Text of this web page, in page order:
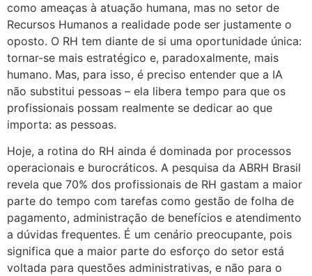
como ameaças à atuação humana, mas no setor de
Recursos Humanos a realidade pode ser justamente o
oposto. O RH tem diante de si uma oportunidade única:
tornar-se mais estratégico e, paradoxalmente, mais
humano. Mas, para isso, é preciso entender que a IA
não substitui pessoas – ela libera tempo para que os
profissionais possam realmente se dedicar ao que
importa: as pessoas.
Hoje, a rotina do RH ainda é dominada por processos
operacionais e burocráticos. A pesquisa da ABRH Brasil
revela que 70% dos profissionais de RH gastam a maior
parte do tempo com tarefas como gestão de folha de
pagamento, administração de benefícios e atendimento
a dúvidas frequentes. É um cenário preocupante, pois
significa que a maior parte do esforço do setor está
voltada para questões administrativas, e não para o